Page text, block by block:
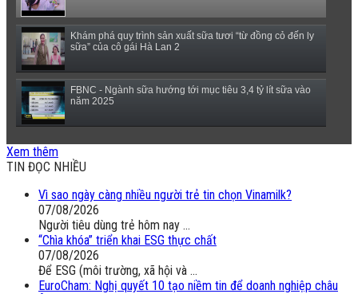
Khám phá quy trình sản xuất sữa tươi “từ đồng cỏ đến ly
sữa” của cô gái Hà Lan 2
FBNC - Ngành sữa hướng tới mục tiêu 3,4 tỷ lít sữa vào
năm 2025
(VTC14) - Sữa ngoại, động vật sống sẽ được miễn thuế
Xem thêm
TIN ĐỌC NHIỀU
Vì sao ngày càng nhiều người trẻ tin chọn Vinamilk?
07/08/2026
Người tiêu dùng trẻ hôm nay ...
“Chìa khóa” triển khai ESG thực chất
07/08/2026
Để ESG (môi trường, xã hội và ...
EuroCham: Nghị quyết 10 tạo niềm tin để doanh nghiệp châu